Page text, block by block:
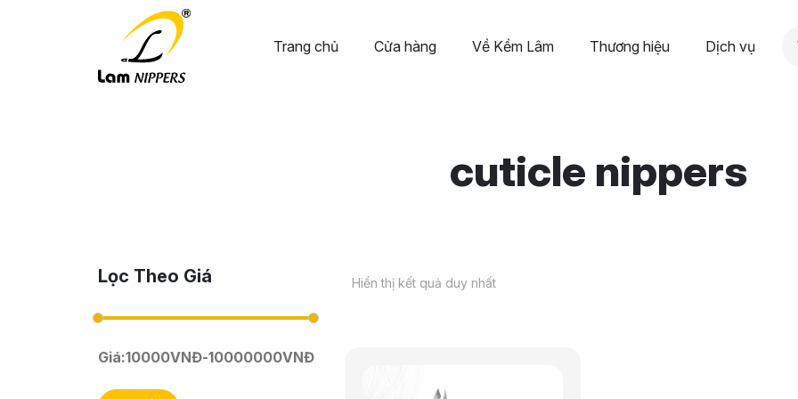
Trang chủ Cửa hàng Về Kềm Lâm Thương hiệu Dịch vụ
cuticle nippers
Lọc Theo Giá
Giá:10000VNĐ-10000000VNĐ
Hiển thị kết quả duy nhất